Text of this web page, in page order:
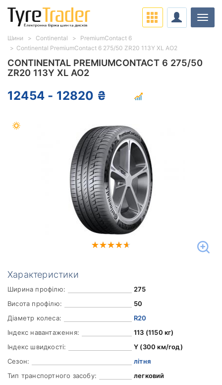
CONTINENTAL PREMIUMCONTACT 6 275/50
ZR20 113Y XL AO2
12454 - 12820 ₴
Характеристики
Ширина профілю:
275
Висота профілю:
50
Діаметр колеса:
R20
Індекс навантаження:
113 (1150 кг)
Індекс швидкості:
Y (300 км/год)
Сезон:
літня
Тип транспортного засобу:
легковий
Шини Continental
PremiumContact 6
Continental PremiumContact 6 275/50 ZR20 113Y XL AO2